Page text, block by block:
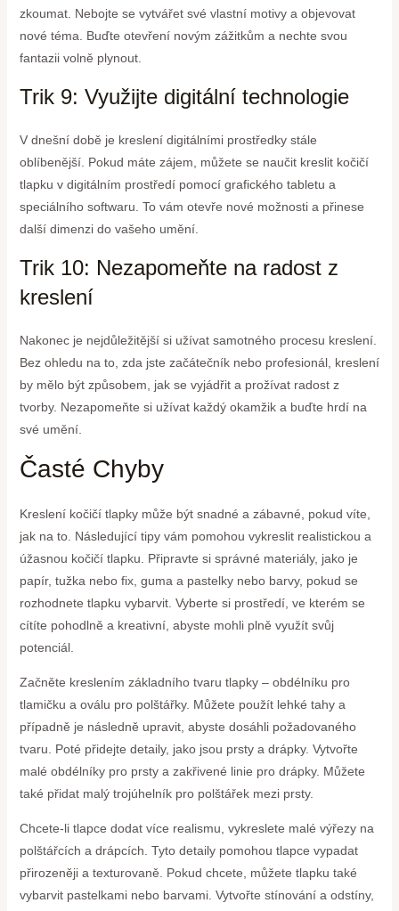
zkoumat. Nebojte se vytvářet své vlastní motivy a objevovat
nové téma. Buďte otevření novým zážitkům a nechte svou
fantazii volně plynout.
Trik 9: Využijte digitální technologie
V dnešní době je kreslení digitálními prostředky stále
oblíbenější. Pokud máte zájem, můžete se naučit kreslit kočičí
tlapku v digitálním prostředí pomocí grafického tabletu a
speciálního softwaru. To vám otevře nové možnosti a přinese
další dimenzi do vašeho umění.
Trik 10: Nezapomeňte na radost z
kreslení
Nakonec je nejdůležitější si užívat samotného procesu kreslení.
Bez ohledu na to, zda jste začátečník nebo profesionál, kreslení
by mělo být způsobem, jak se vyjádřit a prožívat radost z
tvorby. Nezapomeňte si užívat každý okamžik a buďte hrdí na
své umění.
Časté Chyby
Kreslení kočičí tlapky může být snadné a zábavné, pokud víte,
jak na to. Následující tipy vám pomohou vykreslit realistickou a
úžasnou kočičí tlapku. Připravte si správné materiály, jako je
papír, tužka nebo fix, guma a pastelky nebo barvy, pokud se
rozhodnete tlapku vybarvit. Vyberte si prostředí, ve kterém se
cítíte pohodlně a kreativní, abyste mohli plně využít svůj
potenciál.
Začněte kreslením základního tvaru tlapky – obdélníku pro
tlamičku a oválu pro polštářky. Můžete použít lehké tahy a
případně je následně upravit, abyste dosáhli požadovaného
tvaru. Poté přidejte detaily, jako jsou prsty a drápky. Vytvořte
malé obdélníky pro prsty a zakřivené linie pro drápky. Můžete
také přidat malý trojúhelník pro polštářek mezi prsty.
Chcete-li tlapce dodat více realismu, vykreslete malé výřezy na
polštářcích a drápcích. Tyto detaily pomohou tlapce vypadat
přirozeněji a texturovaně. Pokud chcete, můžete tlapku také
vybarvit pastelkami nebo barvami. Vytvořte stínování a odstíny,